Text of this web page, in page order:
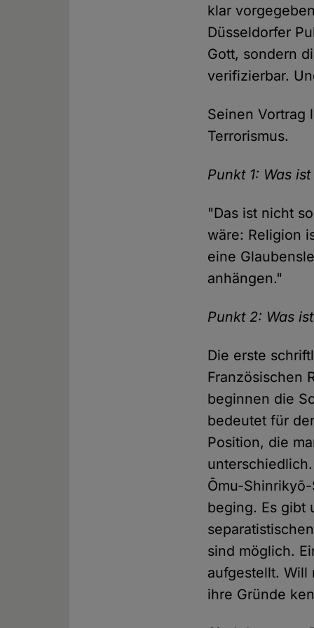
klar
Düsseldorfer
Gott, sondern
verifizierbar.
Seinen Vortrag
Terrorismus.
Punkt 1: Was
"Das ist nicht
wäre: Religion
eine
anhängen."
Punkt 2: Was
Die erste
Französischen
beginnen die
bedeutet für
Position, die
Ōmu-
beging. Es gibt
sind möglich.
aufgestellt. Will
ihre Gründe